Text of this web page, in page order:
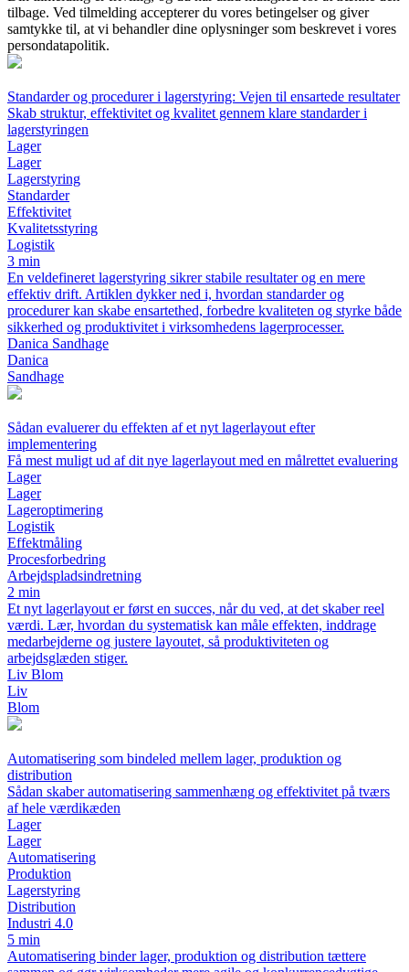
tilbage. Ved tilmelding accepterer du vores betingelser og giver
samtykke til, at vi behandler dine oplysninger som beskrevet i vores
persondatapolitik.
Standarder og procedurer i lagerstyring: Vejen til ensartede resultater
Skab struktur, effektivitet og kvalitet gennem klare standarder i
lagerstyringen
Lager
Lager
Lagerstyring
Standarder
Effektivitet
Kvalitetsstyring
Logistik
3 min
En veldefineret lagerstyring sikrer stabile resultater og en mere
effektiv drift. Artiklen dykker ned i, hvordan standarder og
procedurer kan skabe ensartethed, forbedre kvaliteten og styrke både
sikkerhed og produktivitet i virksomhedens lagerprocesser.
Danica Sandhage
Danica
Sandhage
Sådan evaluerer du effekten af et nyt lagerlayout efter
implementering
Få mest muligt ud af dit nye lagerlayout med en målrettet evaluering
Lager
Lager
Lageroptimering
Logistik
Effektmåling
Procesforbedring
Arbejdspladsindretning
2 min
Et nyt lagerlayout er først en succes, når du ved, at det skaber reel
værdi. Lær, hvordan du systematisk kan måle effekten, inddrage
medarbejderne og justere layoutet, så produktiviteten og
arbejdsglæden stiger.
Liv Blom
Liv
Blom
Automatisering som bindeled mellem lager, produktion og
distribution
Sådan skaber automatisering sammenhæng og effektivitet på tværs
af hele værdikæden
Lager
Lager
Automatisering
Produktion
Lagerstyring
Distribution
Industri 4.0
5 min
Automatisering binder lager, produktion og distribution tættere